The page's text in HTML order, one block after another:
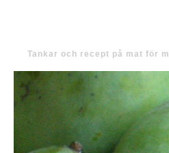
Tankar och recept på mat för